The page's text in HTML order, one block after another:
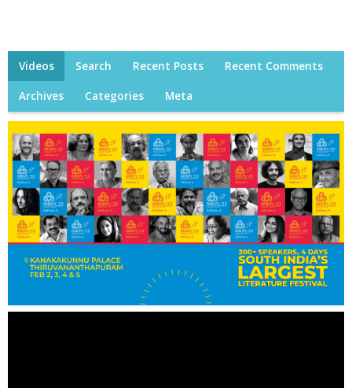
Videos Search Recent Posts Recent Comments
Archives Categories Meta